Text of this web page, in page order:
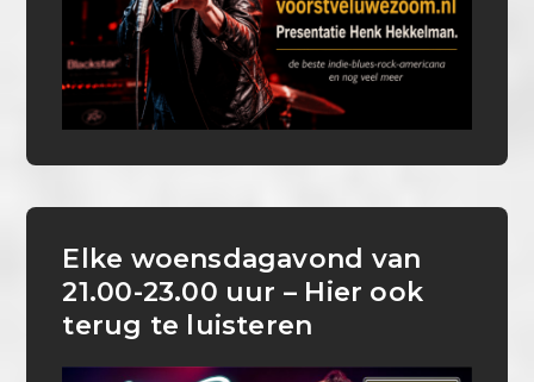
Elke woensdagavond van
21.00-23.00 uur – Hier ook
terug te luisteren